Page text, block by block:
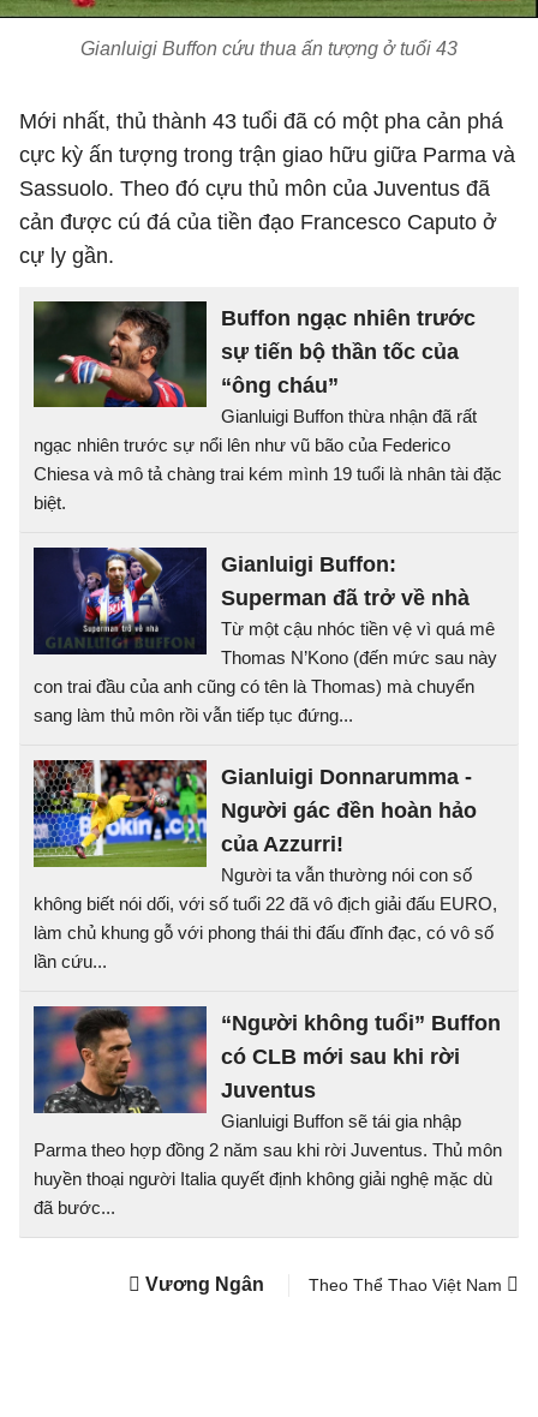
Gianluigi Buffon cứu thua ấn tượng ở tuổi 43
Mới nhất, thủ thành 43 tuổi đã có một pha cản phá
cực kỳ ấn tượng trong trận giao hữu giữa Parma và
Sassuolo. Theo đó cựu thủ môn của Juventus đã
cản được cú đá của tiền đạo Francesco Caputo ở
cự ly gần.
Buffon ngạc nhiên trước
sự tiến bộ thần tốc của
“ông cháu”
Gianluigi Buffon thừa nhận đã rất
ngạc nhiên trước sự nổi lên như vũ bão của Federico
Chiesa và mô tả chàng trai kém mình 19 tuổi là nhân tài đặc
biệt.
Gianluigi Buffon:
Superman đã trở về nhà
Từ một cậu nhóc tiền vệ vì quá mê
Thomas N’Kono (đến mức sau này
con trai đầu của anh cũng có tên là Thomas) mà chuyển
sang làm thủ môn rồi vẫn tiếp tục đứng...
Gianluigi Donnarumma -
Người gác đền hoàn hảo
của Azzurri!
Người ta vẫn thường nói con số
không biết nói dối, với số tuổi 22 đã vô địch giải đấu EURO,
làm chủ khung gỗ với phong thái thi đấu đĩnh đạc, có vô số
lần cứu...
“Người không tuổi” Buffon
có CLB mới sau khi rời
Juventus
Gianluigi Buffon sẽ tái gia nhập
Parma theo hợp đồng 2 năm sau khi rời Juventus. Thủ môn
huyền thoại người Italia quyết định không giải nghệ mặc dù
đã bước...
Vương Ngân Theo Thể Thao Việt Nam